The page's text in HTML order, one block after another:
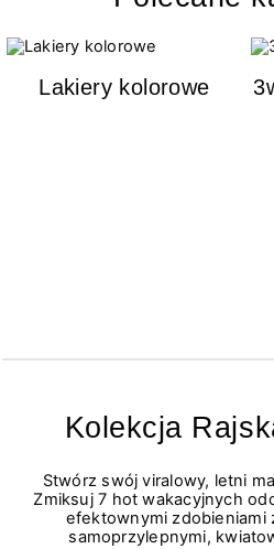
Lakiery kolorowe
Kolekcja
Stwórz swój viralowy, letni
Zmiksuj 7 hot wakacyjnych
efektownymi zdobieniami
samoprzylepnymi,